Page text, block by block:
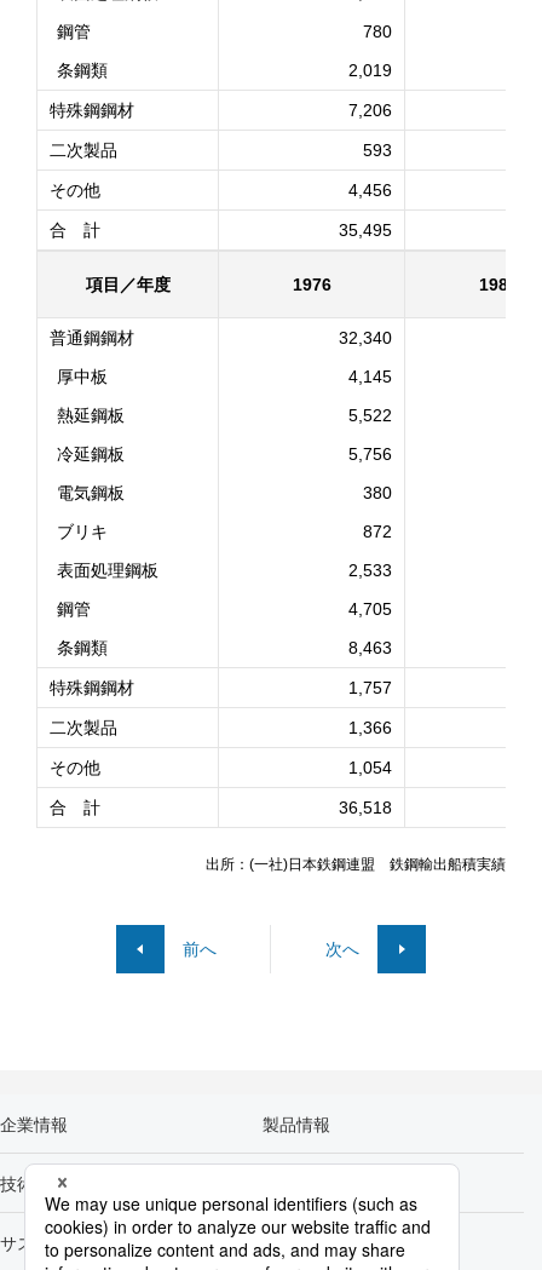
鋼管
780
条鋼類
2,019
特殊鋼鋼材 7,206
二次製品 593
その他 4,456
合 計 35,495
項目／年度 1976 1985
普通鋼鋼材 32,340
厚中板
4,145
熱延鋼板
5,522
冷延鋼板
5,756
電気鋼板
380
ブリキ
872
表面処理鋼板
2,533
鋼管
4,705
条鋼類
8,463
特殊鋼鋼材 1,757
二次製品 1,366
その他 1,054
合 計 36,518
出所：(一社)日本鉄鋼連盟 鉄鋼輸出船積実績
前へ 次へ
企業情報 製品情報
技術開発
サステナビリティ 株主・投資家情報